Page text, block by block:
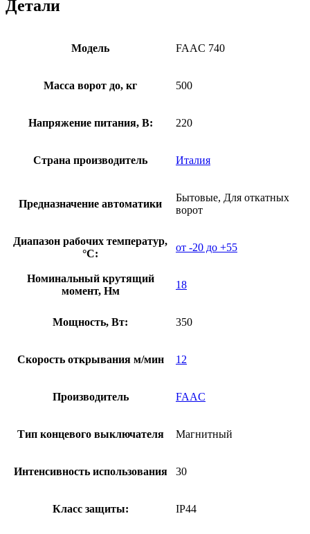
Детали
Модель FAAC 740
Масса ворот до, кг 500
Напряжение питания, В: 220
Страна производитель Италия
Предназначение автоматики
Бытовые, Для откатных
ворот
Диапазон рабочих температур,
°С:
от -20 до +55
Номинальный крутящий
момент, Нм
18
Мощность, Вт: 350
Скорость открывания м/мин 12
Производитель FAAC
Тип концевого выключателя Магнитный
Интенсивность использования 30
Класс защиты: IP44